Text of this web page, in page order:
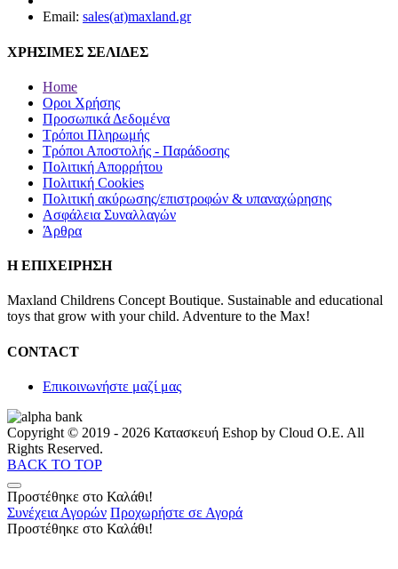
Email: sales(at)maxland.gr
ΧΡΗΣΙΜΕΣ ΣΕΛΙΔΕΣ
Home
Οροι Χρήσης
Προσωπικά Δεδομένα
Τρόποι Πληρωμής
Τρόποι Αποστολής - Παράδοσης
Πολιτική Απορρήτου
Πολιτική Cookies
Πολιτική ακύρωσης/επιστροφών & υπαναχώρησης
Ασφάλεια Συναλλαγών
Άρθρα
Η ΕΠΙΧΕΙΡΗΣΗ
Maxland Childrens Concept Boutique. Sustainable and educational
toys that grow with your child. Adventure to the Max!
CONTACT
Επικοινωνήστε μαζί μας
Copyright © 2019 - 2026 Κατασκευή Eshop by Cloud O.E. All
Rights Reserved.
BACK TO TOP
Προστέθηκε στο Καλάθι!
Συνέχεια Αγορών Προχωρήστε σε Αγορά
Προστέθηκε στο Καλάθι!